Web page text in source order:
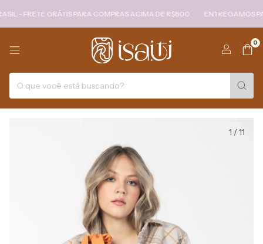
FRETE GRÁTIS PARA COMPRAS ACIMA DE R$800 ENTREGAMOS PARA
0
1 /11